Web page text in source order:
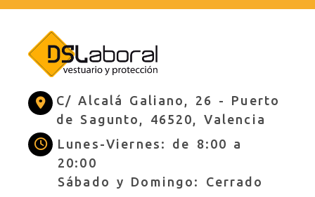
C/ Alcalá Galiano, 26 - Puerto
de Sagunto, 46520, Valencia
Lunes-Viernes: de 8:00 a
20:00
Sábado y Domingo: Cerrado